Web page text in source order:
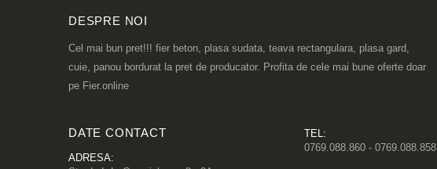
DESPRE NOI
Cel mai bun pret!!! fier beton, plasa sudata, teava rectangulara, plasa gard,
cuie, panou bordurat la pret de producator. Profita de cele mai bune oferte doar
pe Fier.online
DATE CONTACT
ADRESA:
TEL:
0769.088.860 - 0769.088.858